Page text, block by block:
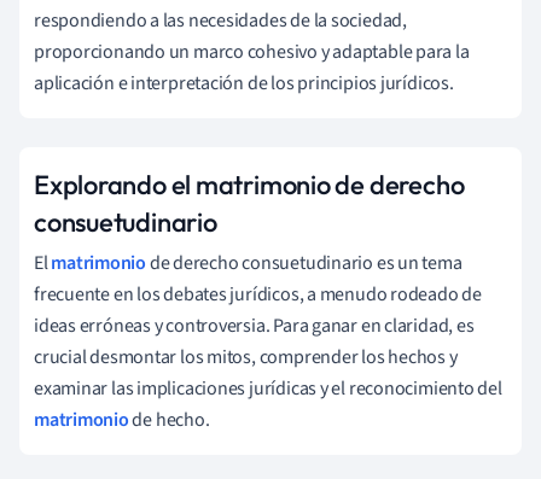
respondiendo a las necesidades de la sociedad,
proporcionando un marco cohesivo y adaptable para la
aplicación e interpretación de los principios jurídicos.
Explorando el matrimonio de derecho
consuetudinario
Elmatrimoniode derecho consuetudinario es un tema
frecuente en los debates jurídicos, a menudo rodeado de
ideas erróneas y controversia. Para ganar en claridad, es
crucial desmontar los mitos, comprender los hechos y
examinar las implicaciones jurídicas y el reconocimiento del
matrimoniode hecho.